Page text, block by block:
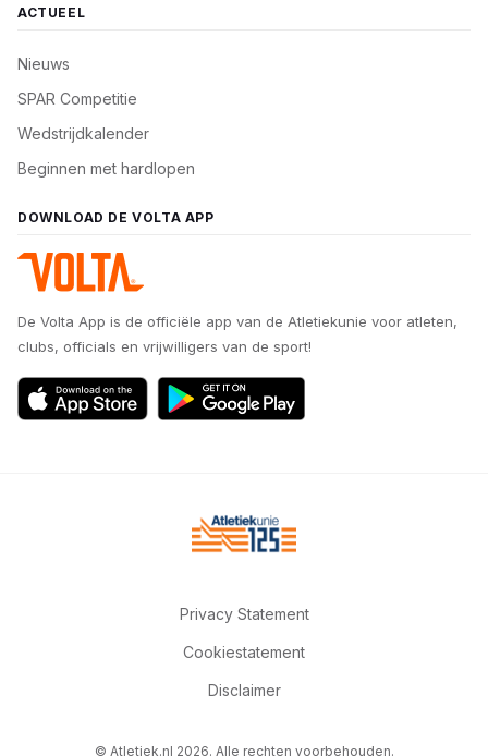
ACTUEEL
Nieuws
SPAR Competitie
Wedstrijdkalender
Beginnen met hardlopen
DOWNLOAD DE VOLTA APP
De Volta App is de officiële app van de Atletiekunie voor atleten,
clubs, officials en vrijwilligers van de sport!
Privacy Statement
Cookiestatement
Disclaimer
© Atletiek.nl 2026. Alle rechten voorbehouden.